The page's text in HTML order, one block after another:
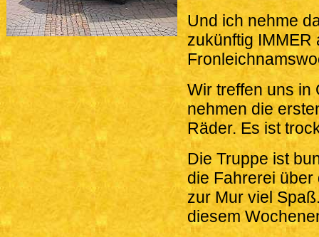
Und ich nehme
zukünftig IMMER
Wir treffen uns in
nehmen die
Räder. Es ist
Die Truppe ist
die Fahrerei
zur Mur viel
diesem